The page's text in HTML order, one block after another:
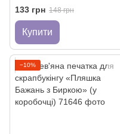
133 грн 148 грн
Купити
−10%